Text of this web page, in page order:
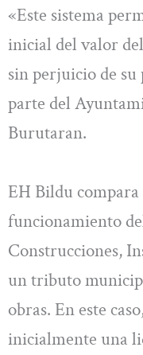
«Este sistema
inicial del valor
sin perjuicio de
parte del
Burutaran.
EH Bildu
funcionamiento
Construcciones,
un tributo
obras. En este
inicialmente una